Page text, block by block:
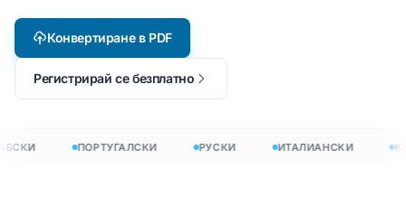
Конвертиране в PDF
Регистрирай се безплатно
ПОРТУГАЛСКИ РУСКИ ИТАЛИАНСКИ